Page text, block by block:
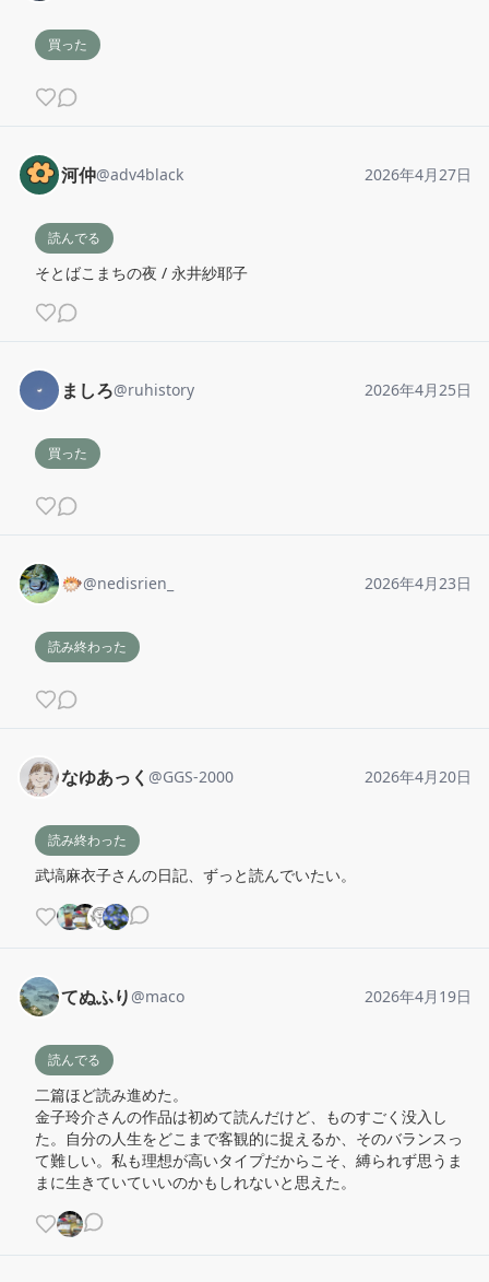
買った
河仲@adv4black 2026年4月27日
読んでる
そとばこまちの夜 / 永井紗耶子
ましろ@ruhistory 2026年4月25日
買った
🐡@nedisrien_ 2026年4月23日
読み終わった
なゆあっく @GGS-2000 2026年4月20日
読み終わった
武塙麻衣子さんの日記、ずっと読んでいたい。
てぬふり @maco 2026年4月19日
読んでる
二篇ほど読み進めた。
金子玲介さんの作品は初めて読んだけど、ものすごく没入し
た。自分の人生をどこまで客観的に捉えるか、そのバランスっ
て難しい。私も理想が高いタイプだからこそ、縛られず思うま
まに生きていていいのかもしれないと思えた。